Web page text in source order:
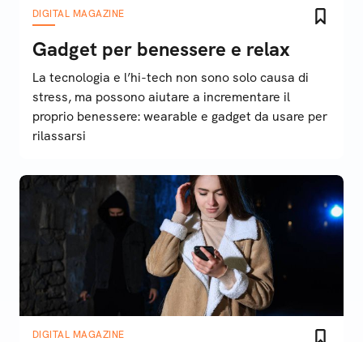
DIGITAL MAGAZINE
Gadget per benessere e relax
La tecnologia e l’hi-tech non sono solo causa di
stress, ma possono aiutare a incrementare il
proprio benessere: wearable e gadget da usare per
rilassarsi
DIGITAL MAGAZINE